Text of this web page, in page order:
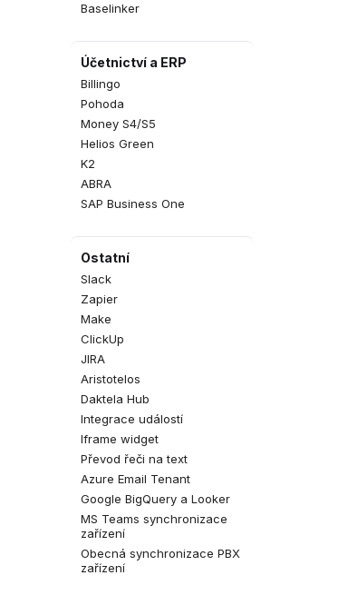
Baselinker
Účetnictví a ERP
Billingo
Pohoda
Money S4/S5
Helios Green
K2
ABRA
SAP Business One
Ostatní
Slack
Zapier
Make
ClickUp
JIRA
Aristotelos
Daktela Hub
Integrace událostí
Iframe widget
Převod řeči na text
Azure Email Tenant
Google BigQuery a Looker
MS Teams synchronizace
zařízení
Obecná synchronizace PBX
zařízení